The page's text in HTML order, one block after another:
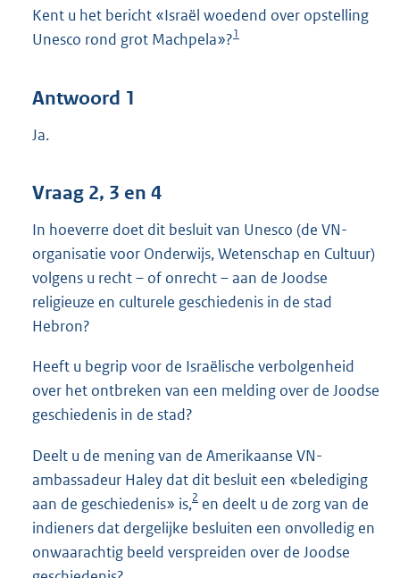
Kent u het bericht «Israël woedend over opstelling
Unesco rond grot Machpela»?1
Antwoord 1
Ja.
Vraag 2, 3 en 4
In hoeverre doet dit besluit van Unesco (de VN-
organisatie voor Onderwijs, Wetenschap en Cultuur)
volgens u recht – of onrecht – aan de Joodse
religieuze en culturele geschiedenis in de stad
Hebron?
Heeft u begrip voor de Israëlische verbolgenheid
over het ontbreken van een melding over de Joodse
geschiedenis in de stad?
Deelt u de mening van de Amerikaanse VN-
ambassadeur Haley dat dit besluit een «belediging
aan de geschiedenis» is,2 en deelt u de zorg van de
indieners dat dergelijke besluiten een onvolledig en
onwaarachtig beeld verspreiden over de Joodse